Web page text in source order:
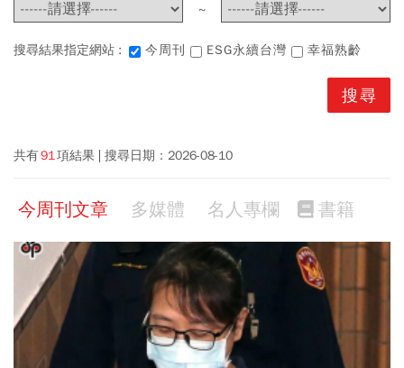
~
搜尋結果指定網站 : 今周刊 ESG永續台灣 幸福熟齡
共有91項結果 搜尋日期： 2026-08-10
今周刊文章 多媒體 名人專欄 書籍